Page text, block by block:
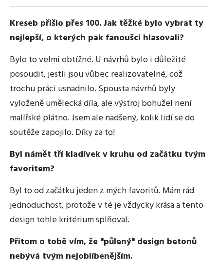
Kreseb přišlo přes 100. Jak těžké bylo vybrat ty
nejlepší, o kterých pak fanoušci hlasovali?
Bylo to velmi obtížné. U návrhů bylo i důležité
posoudit, jestli jsou vůbec realizovatelné, což
trochu práci usnadnilo. Spousta návrhů byly
vyloženě umělecká díla, ale výstroj bohužel není
malířské plátno. Jsem ale nadšený, kolik lidí se do
soutěže zapojilo. Díky za to!
Byl námět tří kladívek v kruhu od začátku tvým
favoritem?
Byl to od začátku jeden z mých favoritů. Mám rád
jednoduchost, protože v té je vždycky krása a tento
design tohle kritérium splňoval.
Přitom o tobě vím, že "půlený" design betonů
nebývá tvým nejoblíbenějším.